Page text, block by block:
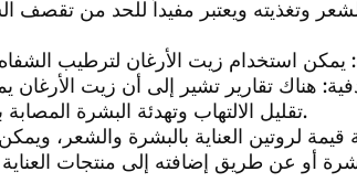
تقليل الالتهاب وتهدئة البشرة المصابة بحالات الأكزيما والصدفية.
لروتين العناية بالبشرة والشعر،